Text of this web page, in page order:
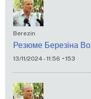
Berezin
Резюме Березіна
13/11/2024 - 11:56 -153